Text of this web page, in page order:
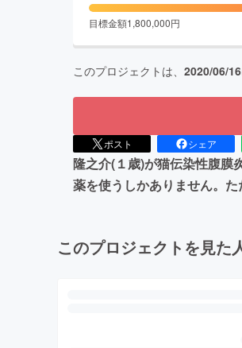
目標金額1,800,000円
このプロジェクトは、 2020/06/16
ポスト シェア
隆之介(１歳)が猫伝染性腹膜
薬を使うしかありません。
このプロジェクトを見た